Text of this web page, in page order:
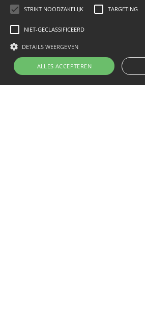
STRIKT NOODZAKELIJK TARGETING
NIET-GECLASSIFICEERD
DETAILS WEERGEVEN
ALLES ACCEPTEREN